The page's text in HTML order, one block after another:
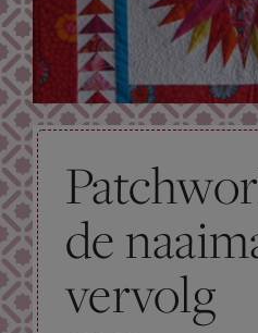
de
vervolg